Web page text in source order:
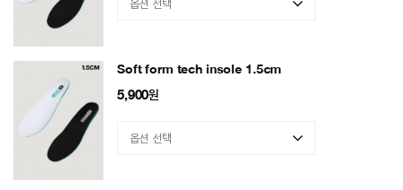
Soft form tech insole 1.5cm
5,900원